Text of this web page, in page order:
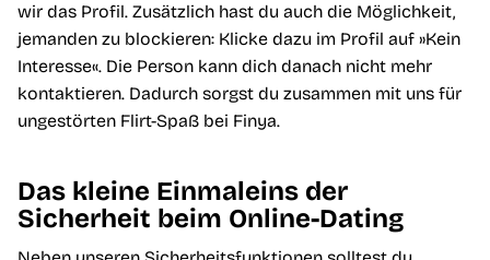
wir das Profil. Zusätzlich hast du auch die Möglichkeit,
jemanden zu blockieren: Klicke dazu im Profil auf »Kein
Interesse«. Die Person kann dich danach nicht mehr
kontaktieren. Dadurch sorgst du zusammen mit uns für
ungestörten Flirt-Spaß bei Finya.
Das kleine Einmaleins der
Sicherheit beim Online-Dating